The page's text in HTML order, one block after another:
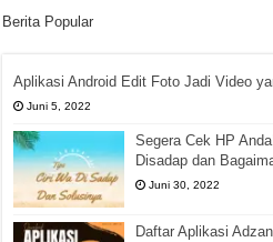
Berita Popular
Aplikasi Android Edit Foto Jadi Video
Juni 5, 2022
Segera Cek HP
Disadap dan
Juni 30, 2022
Daftar Aplikasi